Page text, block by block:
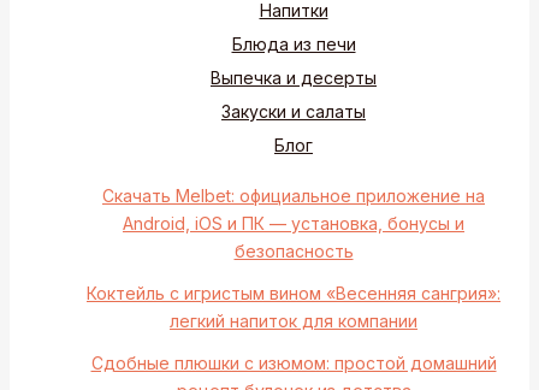
Напитки
Блюда из печи
Выпечка и десерты
Закуски и салаты
Блог
Скачать Melbet: официальное приложение на
Android, iOS и ПК — установка, бонусы и
безопасность
Коктейль с игристым вином «Весенняя сангрия»:
легкий напиток для компании
Сдобные плюшки с изюмом: простой домашний